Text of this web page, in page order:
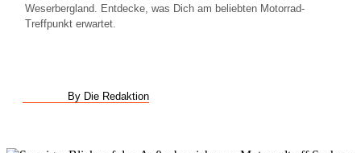
Weserbergland. Entdecke, was Dich am beliebten Motorrad-
Treffpunkt erwartet.
By Die Redaktion